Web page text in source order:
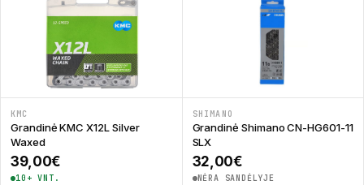
KMC
Grandinė KMC X12L Silver
Waxed
39,00€
10+ VNT.
SHIMANO
Grandinė Shimano CN-HG601-11
SLX
32,00€
NĖRA SANDĖLYJE